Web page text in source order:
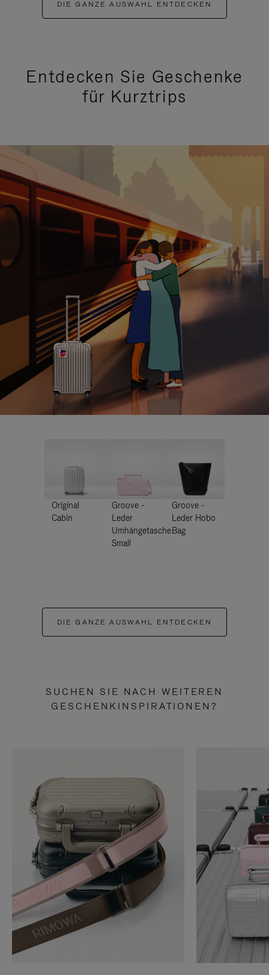
DIE GANZE AUSWAHL ENTDECKEN
Entdecken Sie Geschenke
für Kurztrips
Original
Cabin
Groove -
Leder
Umhängetasche
Small
Groove -
Leder Hobo
Bag
DIE GANZE AUSWAHL ENTDECKEN
SUCHEN SIE NACH WEITEREN
GESCHENKINSPIRATIONEN?